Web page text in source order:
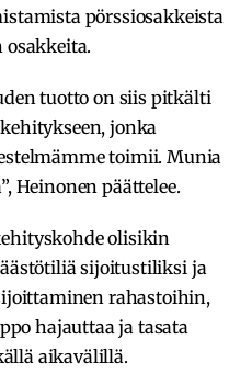
pörssiosakkeista
tuotto on siis pitkälti
jonka
toimii. Munia
Heinonen päättelee.
olisikin
sijoitustiliksi ja
rahastoihin,
hajauttaa ja tasata
aikavälillä.